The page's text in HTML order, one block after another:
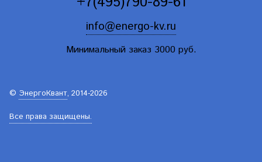
info@energo-kv.ru
Минимальный заказ 3000 руб.
© ЭнергоКвант, 2014-2026
Все права защищены.